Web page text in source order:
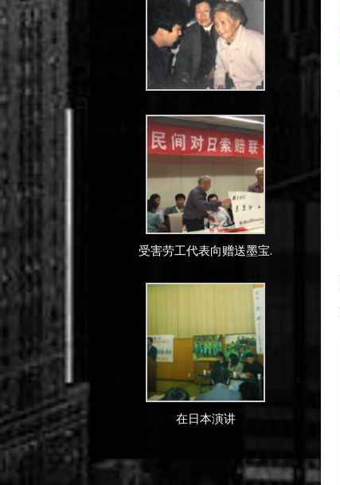
受害劳工代表向赠送墨宝.
在日本演讲